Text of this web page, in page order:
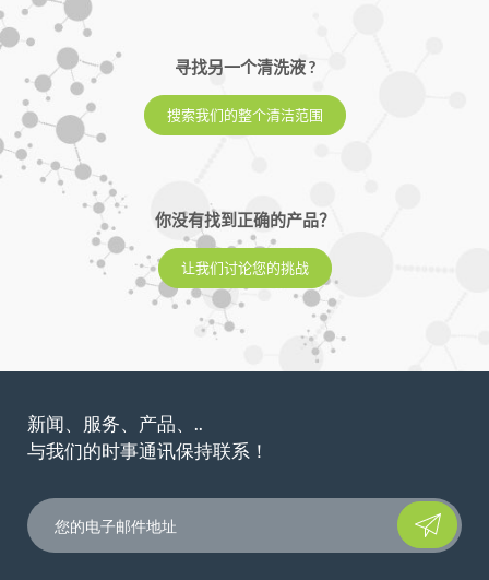
寻找另一个清洗液 ?
搜索我们的整个清洁范围
你没有找到正确的产品？
让我们讨论您的挑战
新闻、服务、产品、..
与我们的时事通讯保持联系！
Please leave